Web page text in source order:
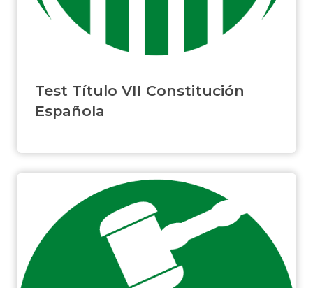
Test Título VII Constitución
Española